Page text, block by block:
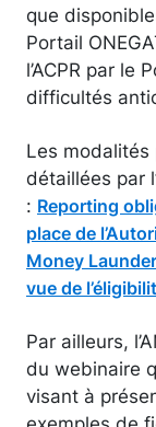
que
Portail
l’ACPR par le
difficultés
Les
détaillées par
: Reporting
place de
Money
vue de
Par ailleurs,
du webinaire
visant à